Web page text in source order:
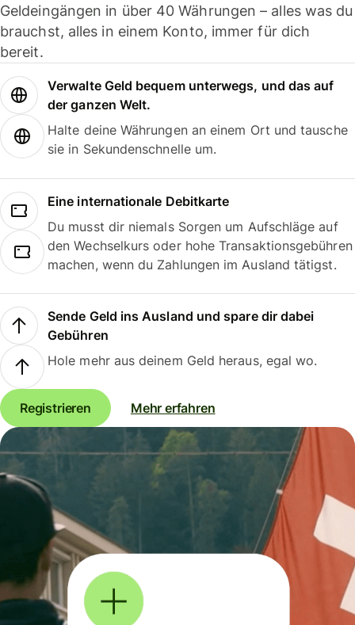
Geldeingängen in über 40 Währungen – alles was du
brauchst, alles in einem Konto, immer für dich
bereit.
Verwalte Geld bequem unterwegs, und das auf
der ganzen Welt.
Halte deine Währungen an einem Ort und tausche
sie in Sekundenschnelle um.
Eine internationale Debitkarte
Du musst dir niemals Sorgen um Aufschläge auf
den Wechselkurs oder hohe Transaktionsgebühren
machen, wenn du Zahlungen im Ausland tätigst.
Sende Geld ins Ausland und spare dir dabei
Gebühren
Hole mehr aus deinem Geld heraus, egal wo.
Registrieren Mehr erfahren